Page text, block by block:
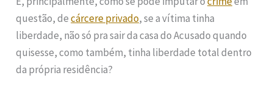
questão, decárcere privado, se a vítima tinha
liberdade, não só pra sair da casa do Acusado quando
quisesse, como também, tinha liberdade total dentro
da própria residência?